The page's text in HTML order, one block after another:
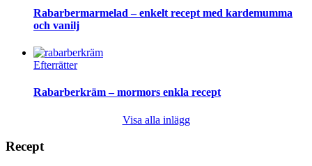
Rabarbermarmelad – enkelt recept med kardemumma
och vanilj
Efterrätter
Rabarberkräm – mormors enkla recept
Visa alla inlägg
Recept